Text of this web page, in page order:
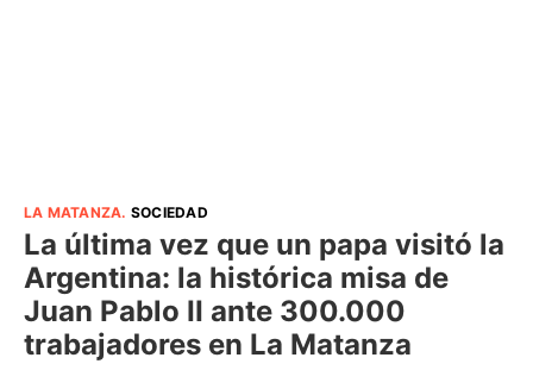
LA MATANZA. SOCIEDAD
La última vez que un papa visitó la
Argentina: la histórica misa de
Juan Pablo II ante 300.000
trabajadores en La Matanza